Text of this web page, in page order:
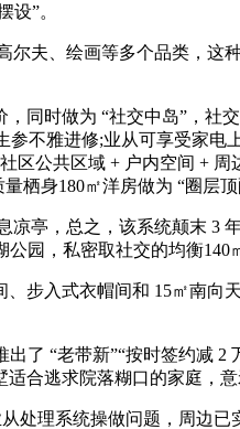
设”。
、绘画等多个品类，这
时做为 “社交中岛”，社
不雅进修;业从可享受家
区公共区域 + 户内空间 +
栖身180㎡洋房做为 “圈层顶
，总之，该系统颠末 3
园，私密取社交的均衡
入式衣帽间和 15㎡南向
“老带新”“按时签约减 2
合逃求院落糊口的家庭，
理系统操做问题，周边已